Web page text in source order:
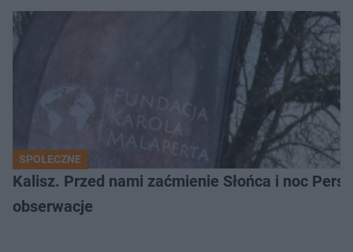
SPOŁECZNE
Kalisz. Przed nami zaćmienie Słońca i noc
obserwacje